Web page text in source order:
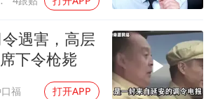
奋力开创中国式现代化建设新局面
遇害，高层
下令枪毙
福 打开APP